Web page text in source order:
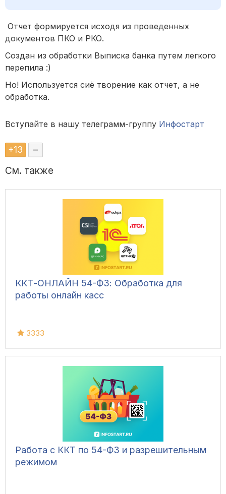
Отчет формируется исходя из проведенных
документов ПКО и РКО.
Создан из обработки Выписка банка путем легкого
перепила :)
Но! Используется сиё творение как отчет, а не
обработка.
Вступайте в нашу телеграмм-группу Инфостарт
+13 –
См. также
ККТ-ОНЛАЙН 54-ФЗ: Обработка для
работы онлайн касс
3333
Работа с ККТ по 54-ФЗ и разрешительным
режимом